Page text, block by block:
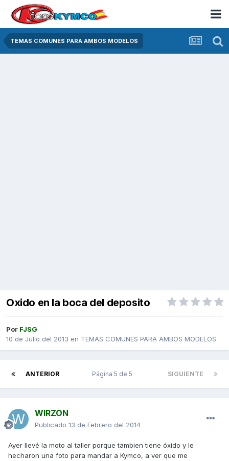
TEMAS COMUNES PARA AMBOS MODELOS
Oxido en la boca del deposito
Por FJSG
10 de Julio del 2013 en TEMAS COMUNES PARA AMBOS MODELOS
ANTERIOR SIGUIENTE
Página 5 de 5
WIRZON
Publicado 13 de Febrero del 2014
Ayer llevé la moto al taller porque tambien tiene óxido y le
hecharon una foto para mandar a Kymco, a ver que me